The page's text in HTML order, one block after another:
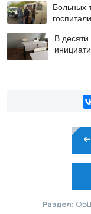
Больных
В
Раздел: